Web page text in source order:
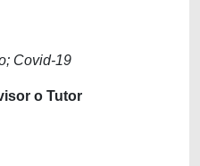
Covid-19
o Tutor